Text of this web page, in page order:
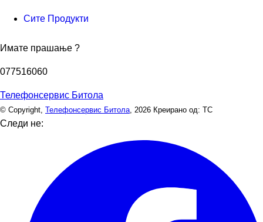
Сите Продукти
Имате прашање ?
077516060
Телефонсервис Битола
© Copyright, Телефонсервис Битола, 2026 Креирано од: ТС
Следи не: